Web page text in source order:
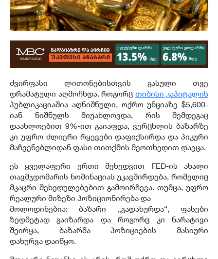
ძვირფასი ლითონებისთვის გასული თვე
დრამატული აღმოჩნდა. როგორც თიბისი კაპიტალის
პუბლიკაციაშია აღნიშნული, ოქრო უნციაზე $5,600-
იან ნიშნულს მიუახლოვდა, რის შემდეგაც
დაახლოებით 9%-ით გაიაფდა, ვერცხლის ბაზარზე
კი უფრო ძლიერი რყევები დაფიქსირდა და პიკური
მაჩვენებლიდან ფასი თითქმის მეოთხედით დაეცა.
ეს ყველაფერი ერთი შეხედვით FED-ის ახალი
თავმჯდომარის ნომინაციას უკავშირდება, რომელიც
მკაცრი შეხედულებებით გამოირჩევა. თუმცა, უფრო
რეალური მიზეზი პოზიციონირება და
მოლოდინებია: ბაზარი „გადახურდა“, ფასები
ზედმეტად გაიზარდა და როგორც კი ნარატივი
შეირყა, ბაზარმა პოზიციების მასიური
დახურვა დაიწყო.